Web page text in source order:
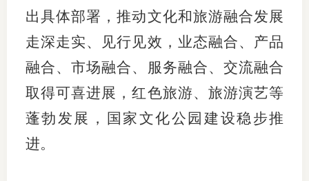
出具体部署，推动文化和旅游融合发展
走深走实、见行见效，业态融合、产品
融合、市场融合、服务融合、交流融合
取得可喜进展，红色旅游、旅游演艺等
蓬勃发展，国家文化公园建设稳步推
进。